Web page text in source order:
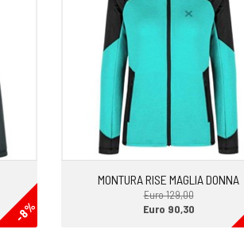
-8%
MONTURA RISE MAGLIA DONNA
Euro 129,00
Euro 90,30